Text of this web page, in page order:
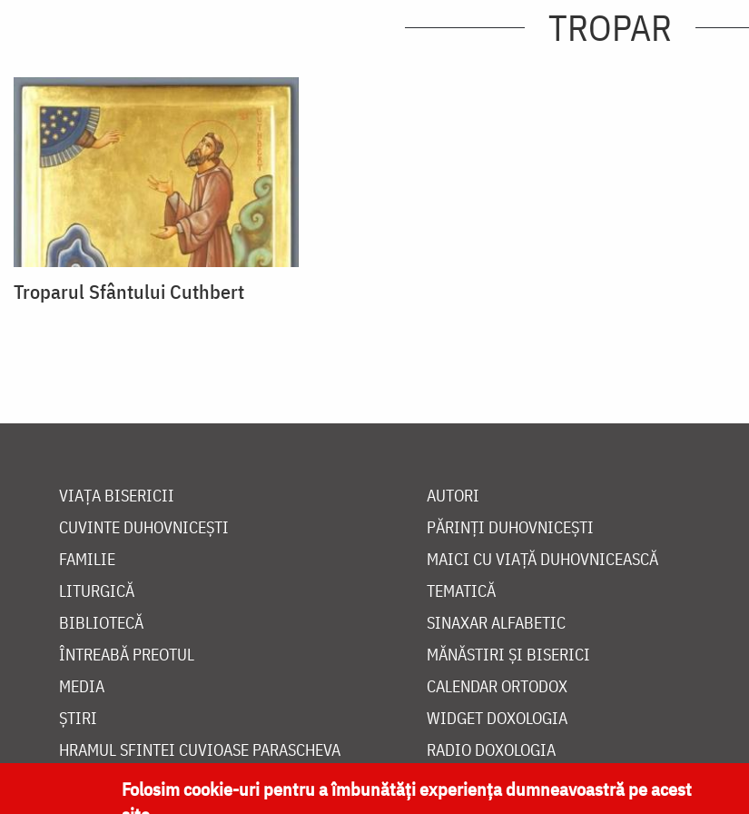
TROPAR
Troparul Sfântului Cuthbert
VIAȚA BISERICII
CUVINTE DUHOVNICEȘTI
FAMILIE
LITURGICĂ
BIBLIOTECĂ
ÎNTREABĂ PREOTUL
MEDIA
ȘTIRI
HRAMUL SFINTEI CUVIOASE PARASCHEVA
AUTORI
PĂRINȚI DUHOVNICEȘTI
MAICI CU VIAȚĂ DUHOVNICEASCĂ
TEMATICĂ
SINAXAR ALFABETIC
MĂNĂSTIRI ȘI BISERICI
CALENDAR ORTODOX
WIDGET DOXOLOGIA
RADIO DOXOLOGIA
Folosim cookie-uri pentru a îmbunătăți experiența dumneavoastră pe acest